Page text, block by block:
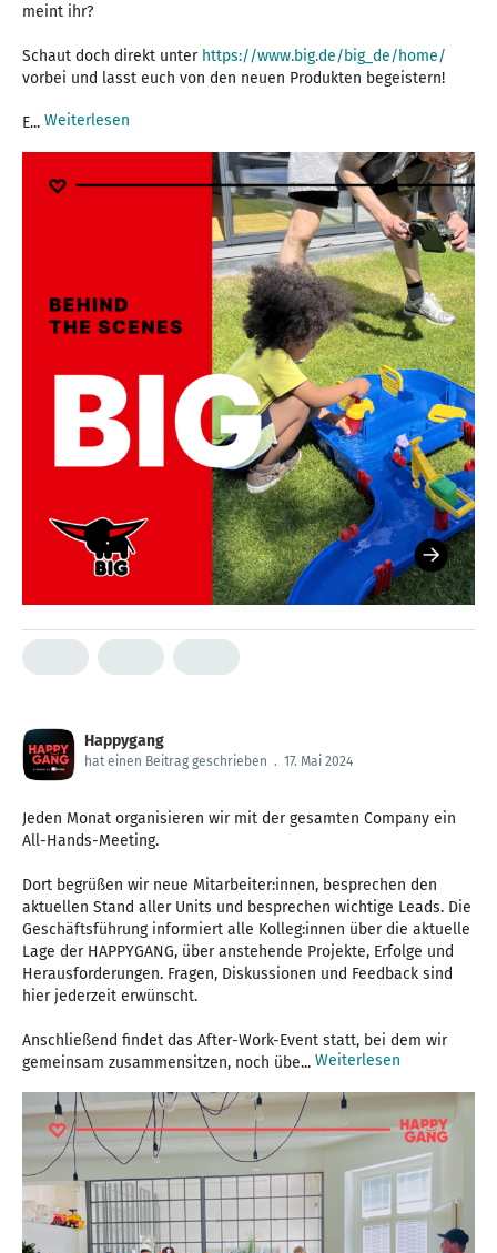
meint ihr?
Schaut doch direkt unter https://www.big.de/big_de/home/
vorbei und lasst euch von den neuen Produkten begeistern!
E... Weiterlesen
Happygang
hat einen Beitrag geschrieben . 17. Mai 2024
Jeden Monat organisieren wir mit der gesamten Company ein
All-Hands-Meeting.
Dort begrüßen wir neue Mitarbeiter:innen, besprechen den
aktuellen Stand aller Units und besprechen wichtige Leads. Die
Geschäftsführung informiert alle Kolleg:innen über die aktuelle
Lage der HAPPYGANG, über anstehende Projekte, Erfolge und
Herausforderungen. Fragen, Diskussionen und Feedback sind
hier jederzeit erwünscht.
Anschließend findet das After-Work-Event statt, bei dem wir
gemeinsam zusammensitzen, noch übe... Weiterlesen